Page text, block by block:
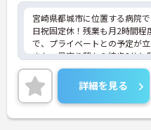
宮崎県都城市に位置する病院で
日祝固定休！残業も月2時間程
で、プライベートとの予定が立
また、最寄り駅から徒歩2分と
勤ラクラクです！
ご興味のある方は、お気軽に
い。
詳細を見る